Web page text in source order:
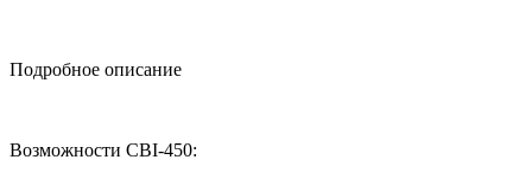
Подробное описание
Возможности CBI-450: